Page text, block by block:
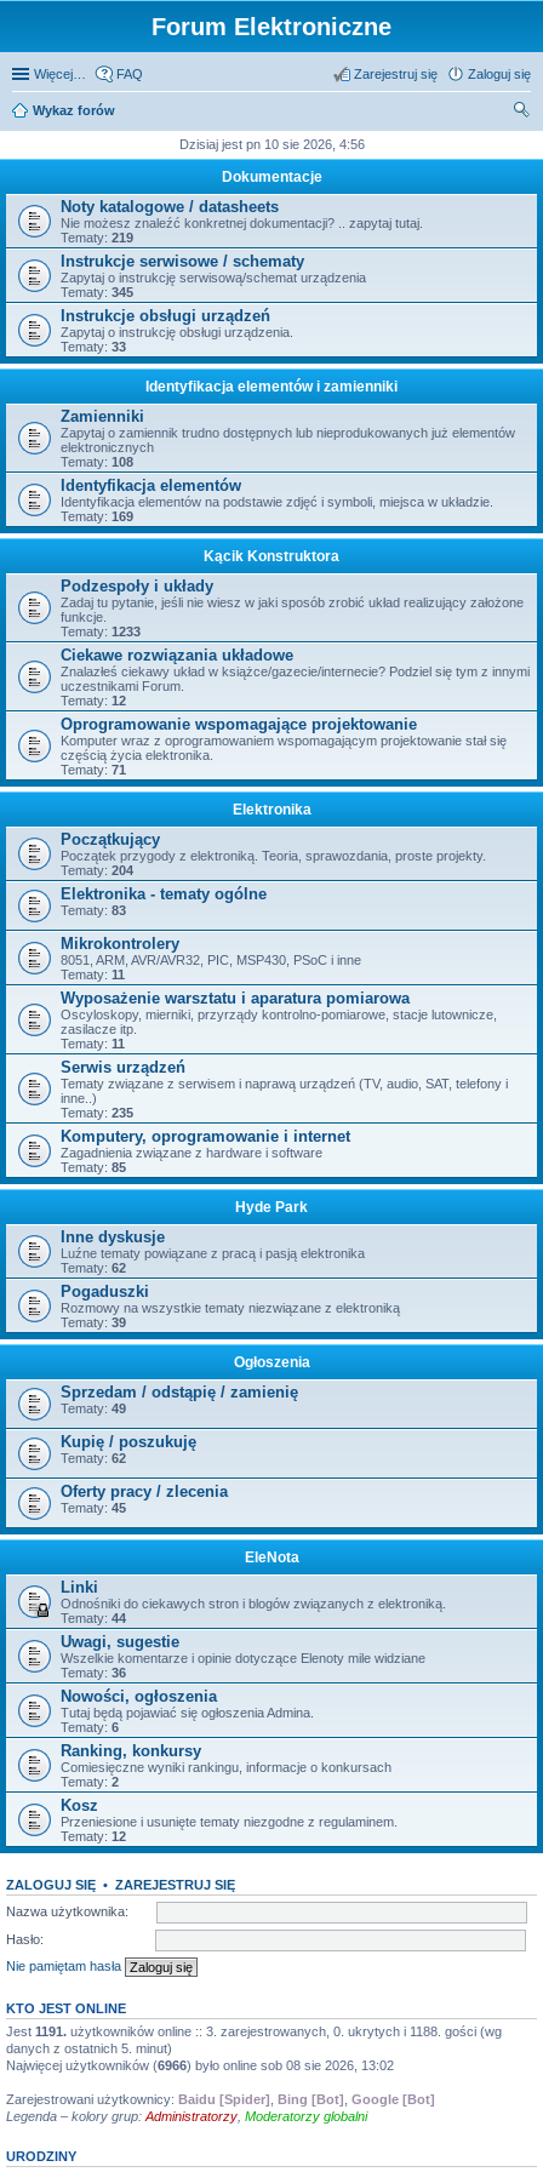
Forum Elektroniczne
Więcej… FAQ Zaloguj się
Zarejestruj się
Wykaz forów
Dzisiaj jest pn 10 sie 2026, 4:56
Dokumentacje
Noty katalogowe / datasheets
Nie możesz znaleźć konkretnej dokumentacji? .. zapytaj tutaj.
Tematy: 219
Instrukcje serwisowe / schematy
Zapytaj o instrukcję serwisową/schemat urządzenia
Tematy: 345
Instrukcje obsługi urządzeń
Zapytaj o instrukcję obsługi urządzenia.
Tematy: 33
Identyfikacja elementów i zamienniki
Zamienniki
Zapytaj o zamiennik trudno dostępnych lub nieprodukowanych już elementów
elektronicznych
Tematy: 108
Identyfikacja elementów
Identyfikacja elementów na podstawie zdjęć i symboli, miejsca w układzie.
Tematy: 169
Kącik Konstruktora
Podzespoły i układy
Zadaj tu pytanie, jeśli nie wiesz w jaki sposób zrobić układ realizujący założone
funkcje.
Tematy: 1233
Ciekawe rozwiązania układowe
Znalazłeś ciekawy układ w książce/gazecie/internecie? Podziel się tym z innymi
uczestnikami Forum.
Tematy: 12
Oprogramowanie wspomagające projektowanie
Komputer wraz z oprogramowaniem wspomagającym projektowanie stał się
częścią życia elektronika.
Tematy: 71
Elektronika
Początkujący
Początek przygody z elektroniką. Teoria, sprawozdania, proste projekty.
Tematy: 204
Elektronika - tematy ogólne
Tematy: 83
Mikrokontrolery
8051, ARM, AVR/AVR32, PIC, MSP430, PSoC i inne
Tematy: 11
Wyposażenie warsztatu i aparatura pomiarowa
Oscyloskopy, mierniki, przyrządy kontrolno-pomiarowe, stacje lutownicze,
zasilacze itp.
Tematy: 11
Serwis urządzeń
Tematy związane z serwisem i naprawą urządzeń (TV, audio, SAT, telefony i
inne..)
Tematy: 235
Komputery, oprogramowanie i internet
Zagadnienia związane z hardware i software
Tematy: 85
Hyde Park
Inne dyskusje
Luźne tematy powiązane z pracą i pasją elektronika
Tematy: 62
Pogaduszki
Rozmowy na wszystkie tematy niezwiązane z elektroniką
Tematy: 39
Ogłoszenia
Sprzedam / odstąpię / zamienię
Tematy: 49
Kupię / poszukuję
Tematy: 62
Oferty pracy / zlecenia
Tematy: 45
EleNota
Linki
Odnośniki do ciekawych stron i blogów związanych z elektroniką.
Tematy: 44
Uwagi, sugestie
Wszelkie komentarze i opinie dotyczące Elenoty mile widziane
Tematy: 36
Nowości, ogłoszenia
Tutaj będą pojawiać się ogłoszenia Admina.
Tematy: 6
Ranking, konkursy
Comiesięczne wyniki rankingu, informacje o konkursach
Tematy: 2
Kosz
Przeniesione i usunięte tematy niezgodne z regulaminem.
Tematy: 12
ZALOGUJ SIĘ • ZAREJESTRUJ SIĘ
Nazwa użytkownika:
Hasło:
Nie pamiętam hasła
KTO JEST ONLINE
Jest 1191. użytkowników online :: 3. zarejestrowanych, 0. ukrytych i 1188. gości (wg
danych z ostatnich 5. minut)
Najwięcej użytkowników (6966) było online sob 08 sie 2026, 13:02
Zarejestrowani użytkownicy: Baidu [Spider] Bing [Bot] Google [Bot]
Legenda – kolory grup: Administratorzy Moderatorzy globalni
URODZINY